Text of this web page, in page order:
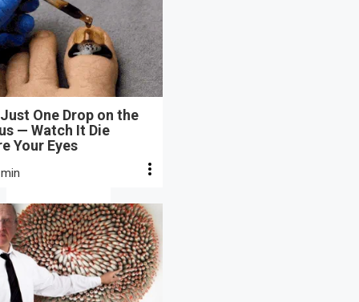
One Drop on the
— Watch It Die
Your Eyes